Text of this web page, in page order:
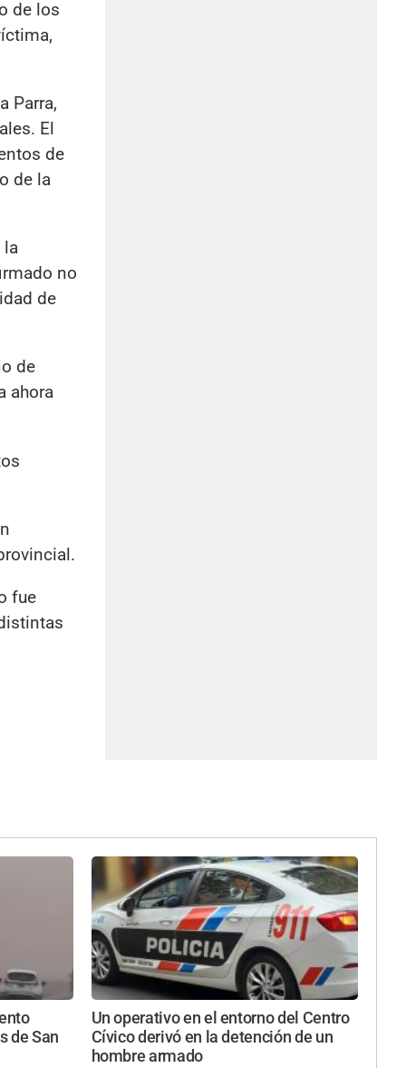
de los
Parra,
El
de
de la
la
no
de
de
ahora
fue
de San
Un operativo en el entorno del Centro
Cívico derivó en la detención de un
hombre armado